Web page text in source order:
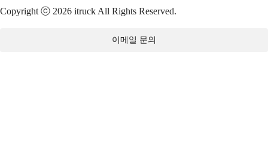
Copyright ⓒ 2026 itruck All Rights Reserved.
이메일 문의